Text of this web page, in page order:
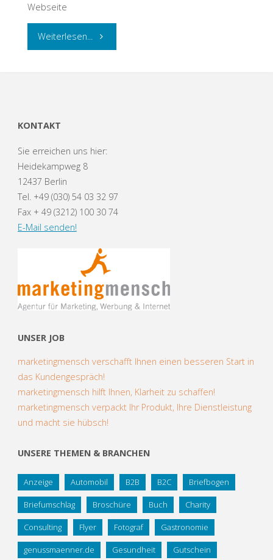
Webseite
Weiterlesen... "Logo
KONTAKT
Sie erreichen uns hier:
Heidekampweg 8
12437 Berlin
Tel. +49 (030) 54 03 32 97
Fax + 49 (3212) 100 30 74
E-Mail senden!
UNSER JOB
marketingmensch verschafft Ihnen einen besseren Start in
das Kundengespräch!
marketingmensch hilft Ihnen, Klarheit zu schaffen!
marketingmensch verpackt Ihr Produkt, Ihre Dienstleistung
und macht sie hübsch!
UNSERE THEMEN & BRANCHEN
Anzeige Automobil B2B B2C Briefbogen
Briefumschlag Broschüre Buch Charity
Consulting Flyer Fotograf Gastronomie
genussmaenner.de Gesundheit Gutschein